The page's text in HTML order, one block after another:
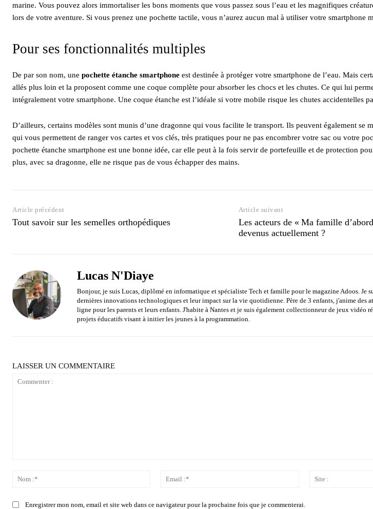
marine. Vous pouvez alors immortaliser les bons moments que vous passez sous l’eau et les magnifiques
lors de votre aventure. Si vous prenez une pochette tactile, vous n’aurez aucun mal à utiliser votre smartphone
Pour ses fonctionnalités multiples
De par son nom, une pochette étanche smartphone est destinée à protéger votre smartphone de l’eau. Mais
allés plus loin et la proposent comme une coque complète pour absorber les chocs et les chutes. Ce qui lui
intégralement votre smartphone. Une coque étanche est l’idéale si votre mobile risque les chutes accidentelles
D’ailleurs, certains modèles sont munis d’une dragonne qui vous facilite le transport. Ils peuvent également se
qui vous permettent de ranger vos cartes et vos clés, très pratiques pour ne pas encombrer votre sac ou votre
pochette étanche smartphone est une bonne idée, car elle peut à la fois servir de portefeuille et de protection
plus, avec sa dragonne, elle ne risque pas de vous échapper des mains.
Article précédent
Tout savoir sur les semelles orthopédiques
Article suivant
Les acteurs de « Ma famille
devenus actuellement ?
Lucas N'Diaye
Bonjour, je suis Lucas, diplômé en informatique et spécialiste Tech et famille pour le magazine Adoos. Je
dernières innovations technologiques et leur impact sur la vie quotidienne. Père de 3 enfants, j'anime des
ligne pour les parents et leurs enfants. J'habite à Nantes et je suis également collectionneur de jeux vidéo
projets éducatifs visant à initier les jeunes à la programmation.
LAISSER UN COMMENTAIRE
Email
Enregistrer mon nom, email et site web dans ce navigateur pour la prochaine fois que je commenterai.